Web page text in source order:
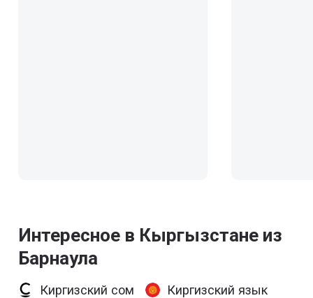
Интересное в Кыргызстане из
Барнаула
Киргизский сом
Киргизский язык